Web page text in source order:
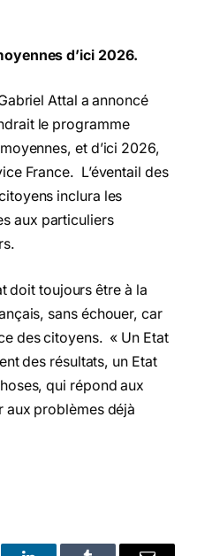
d’ici 2026.
Attal a annoncé
le programme
et d’ici 2026,
France. L’éventail des
inclura les
aux particuliers
doit toujours être à la
sans échouer, car
des citoyens. « Un Etat
des résultats, un Etat
qui répond aux
aux problèmes déjà